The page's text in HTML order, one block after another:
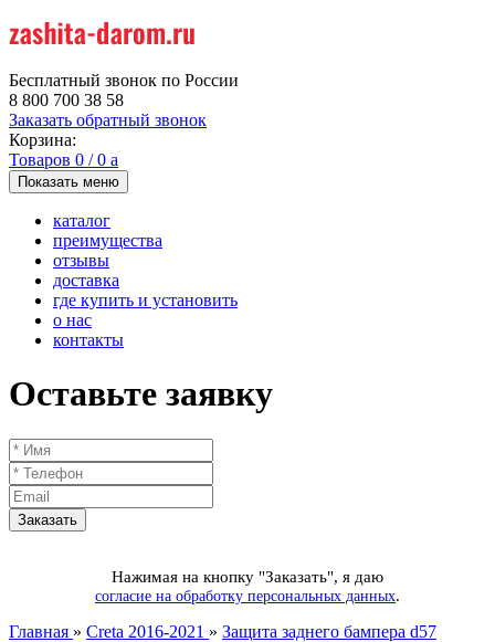
Бесплатный звонок по России
8 800 700 38 58
Заказать обратный звонок
Корзина:
Товаров 0 /0 a
Показать меню
каталог
преимущества
отзывы
доставка
где купить и установить
о нас
контакты
Оставьте заявку
Нажимая на кнопку "Заказать", я даю
согласие на обработку персональных данных.
Главная » Creta 2016-2021 » Защита заднего бампера d57